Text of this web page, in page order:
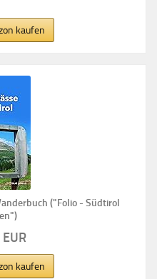
kaufen
("Folio - Südtirol
kaufen